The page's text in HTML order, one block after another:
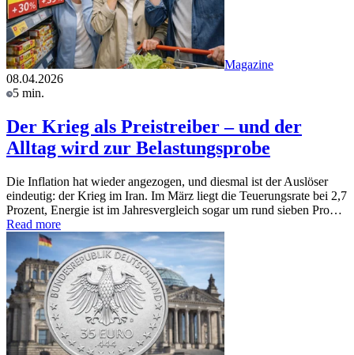
Magazine
08.04.2026
5 min.
Der Krieg als Preistreiber – und der
Alltag wird zur Belastungsprobe
Die Inflation hat wieder angezogen, und diesmal ist der Auslöser
eindeutig: der Krieg im Iran. Im März liegt die Teuerungsrate bei 2,7
Prozent, Energie ist im Jahresvergleich sogar um rund sieben Pro…
Read more